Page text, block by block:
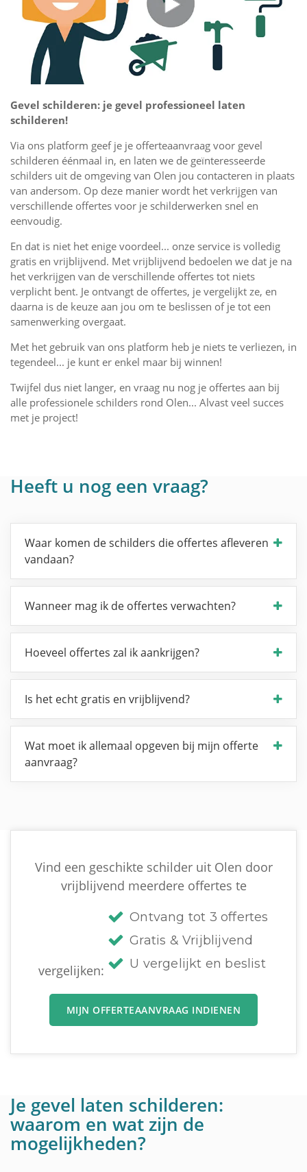
Gevel schilderen: je gevel professioneel laten
schilderen!
Via ons platform geef je je offerteaanvraag voor gevel
schilderen éénmaal in, en laten we de geïnteresseerde
schilders uit de omgeving van Olen jou contacteren in plaats
van andersom. Op deze manier wordt het verkrijgen van
verschillende offertes voor je schilderwerken snel en
eenvoudig.
En dat is niet het enige voordeel... onze service is volledig
gratis en vrijblijvend. Met vrijblijvend bedoelen we dat je na
het verkrijgen van de verschillende offertes tot niets
verplicht bent. Je ontvangt de offertes, je vergelijkt ze, en
daarna is de keuze aan jou om te beslissen of je tot een
samenwerking overgaat.
Met het gebruik van ons platform heb je niets te verliezen, in
tegendeel... je kunt er enkel maar bij winnen!
Twijfel dus niet langer, en vraag nu nog je offertes aan bij
alle professionele schilders rond Olen... Alvast veel succes
met je project!
Heeft u nog een vraag?
Waar komen de schilders die offertes afleveren
vandaan?
Wanneer mag ik de offertes verwachten?
Hoeveel offertes zal ik aankrijgen?
Is het echt gratis en vrijblijvend?
Wat moet ik allemaal opgeven bij mijn offerte
aanvraag?
Vind een geschikte schilder uit Olen door
vrijblijvend meerdere offertes te
vergelijken:
Ontvang tot 3 offertes
Gratis & Vrijblijvend
U vergelijkt en beslist
MIJN OFFERTEAANVRAAG INDIENEN
Je gevel laten schilderen:
waarom en wat zijn de
mogelijkheden?